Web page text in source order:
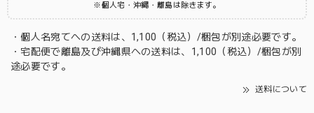
※個人宅・沖縄・離島は除きます。
・個人名宛てへの送料は、1,100（税込）/梱包が別途必要です。
・宅配便で離島及び沖縄県への送料は、1,100（税込）/梱包が別
途必要です。
送料について